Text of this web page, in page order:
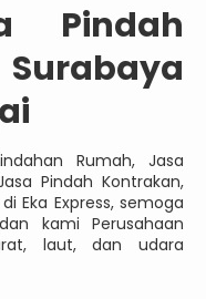
Pindah
Rumah, Jasa
Pindah Kontrakan,
Eka Express, semoga
kami Perusahaan
laut, dan udara